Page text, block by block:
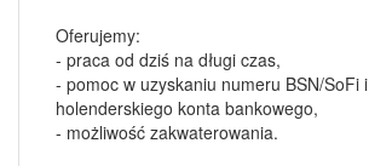
Oferujemy:
- praca od dziś na długi czas,
- pomoc w uzyskaniu numeru BSN/SoFi i
holenderskiego konta bankowego,
- możliwość zakwaterowania.